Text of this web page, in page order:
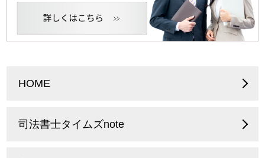
HOME
司法書士タイムズnote